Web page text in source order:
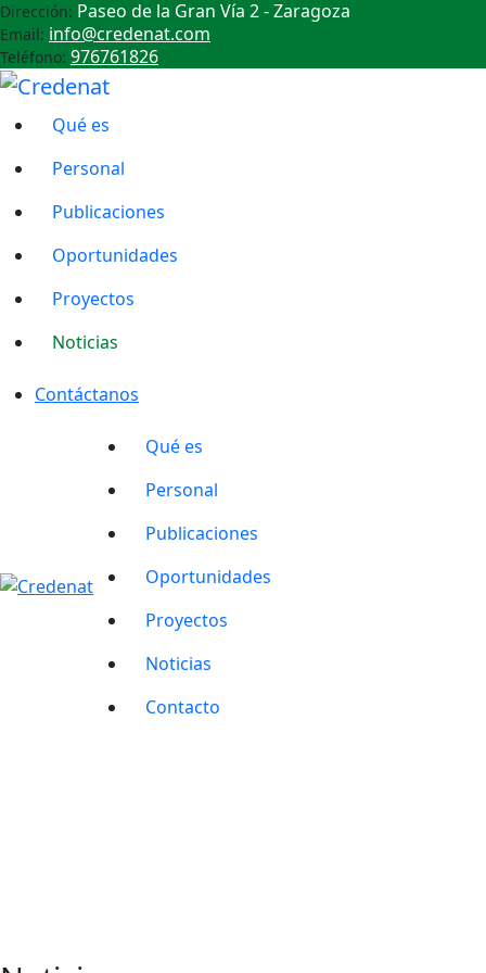
Dirección: Paseo de la Gran Vía 2 - Zaragoza
Email: info@credenat.com
Teléfono: 976761826
Qué es
Personal
Publicaciones
Oportunidades
Proyectos
Noticias
Contáctanos
Qué es
Personal
Publicaciones
Oportunidades
Proyectos
Noticias
Contacto